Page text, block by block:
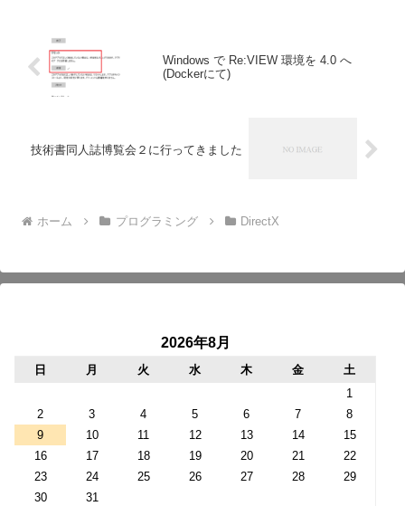
Windows で Re:VIEW 環境を 4.0 へ
(Dockerにて)
技術書同人誌博覧会２に行ってきました
ホーム プログラミング DirectX
2026年8月
日 月 火 水 木 金
土
1
2
3 4 5 6 7
8
9
10 11 12 13 14
15
16
17 18 19 20 21
22
23
24 25 26 27 28
29
30
31